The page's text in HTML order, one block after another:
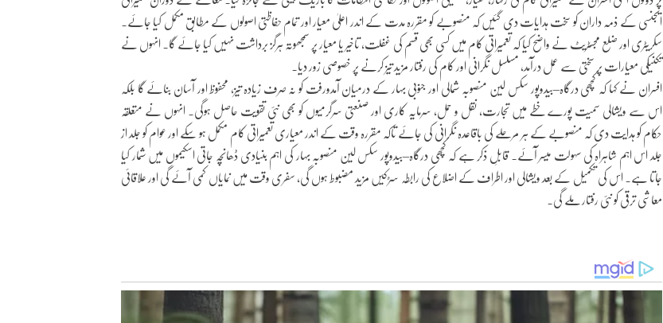
ایجنسی کے ذمہ داران کو سخت ہدایات دی گئیں کہ منصوبے کو مقررہ مدت کے اندر اعلیٰ معیار اور تمام حفاظتی اصولوں کے مطابق مکمل کیا جائے۔
سکریٹری اور ضلع مجسٹریٹ نے واضح کیا کہ تعمیراتی کام میں کسی بھی قسم کی غفلت، تاخیر یا معیار پر سمجھوتہ ہرگز برداشت نہیں کیا جائے گا۔ انہوں نے
تکنیکی معیارات پر سختی سے عمل درآمد، مسلسل نگرانی اور کام کی رفتار مزید تیز کرنے پر خصوصی زور دیا۔
افسران نے کہا کہ کچھی درگاہ–بیدوپور سکس لین منصوبہ شمالی اور جنوبی بہار کے درمیان آمدورفت کو نہ صرف زیادہ تیز، محفوظ اور آسان بنائے گا بلکہ
اس سے ویشالی سمیت پورے خطے میں تجارت، نقل و حمل، سرمایہ کاری اور صنعتی سرگرمیوں کو بھی نئی تقویت حاصل ہوگی۔ انہوں نے متعلقہ
حکام کو ہدایت دی کہ منصوبے کے ہر مرحلے کی باقاعدہ نگرانی کی جائے تاکہ مقررہ وقت کے اندر معیاری تعمیراتی کام مکمل ہو سکے اور عوام کو جلد از
جلد اس اہم شاہراہ کی سہولت میسر آئے۔ قابلِ ذکر ہے کہ کچھی درگاہ–بیدوپور سکس لین منصوبہ بہار کی اہم بنیادی ڈھانچہ جاتی اسکیموں میں شمار کیا
جاتا ہے۔ اس کی تکمیل کے بعد ویشالی اور اطراف کے اضلاع کی رابطہ سڑکیں مزید مضبوط ہوں گی، سفری وقت میں نمایاں کمی آئے گی اور علاقائی
معاشی ترقی کو نئی رفتار ملے گی۔